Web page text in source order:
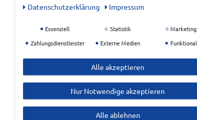
Daten­schutz­erklärung
Impressum
Essenziell Statistik
Marketing
Zahlungsdienstleister
Externe Medien Funktional
Alle akzeptieren
Nur Notwendige akzeptieren
Alle ablehnen